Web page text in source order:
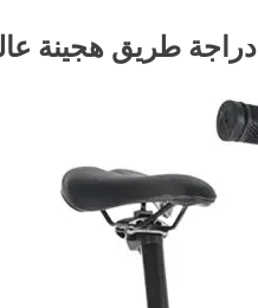
1. دراجة طريق هجينة